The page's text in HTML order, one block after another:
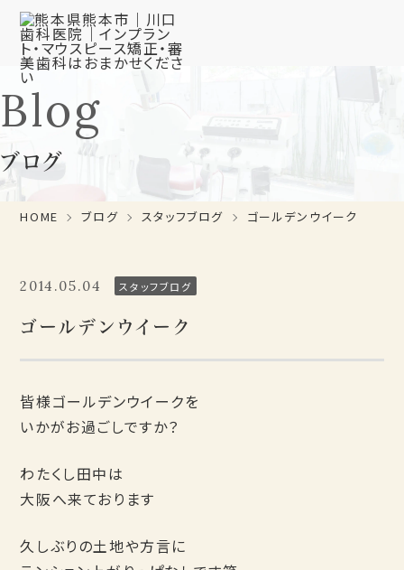
Blog
ブログ
HOME ブログ スタッフブログ ゴールデンウイーク
2014.05.04 スタッフブログ
ゴールデンウイーク
皆様ゴールデンウイークを
いかがお過ごしですか？
わたくし田中は
大阪へ来ております
久しぶりの土地や方言に